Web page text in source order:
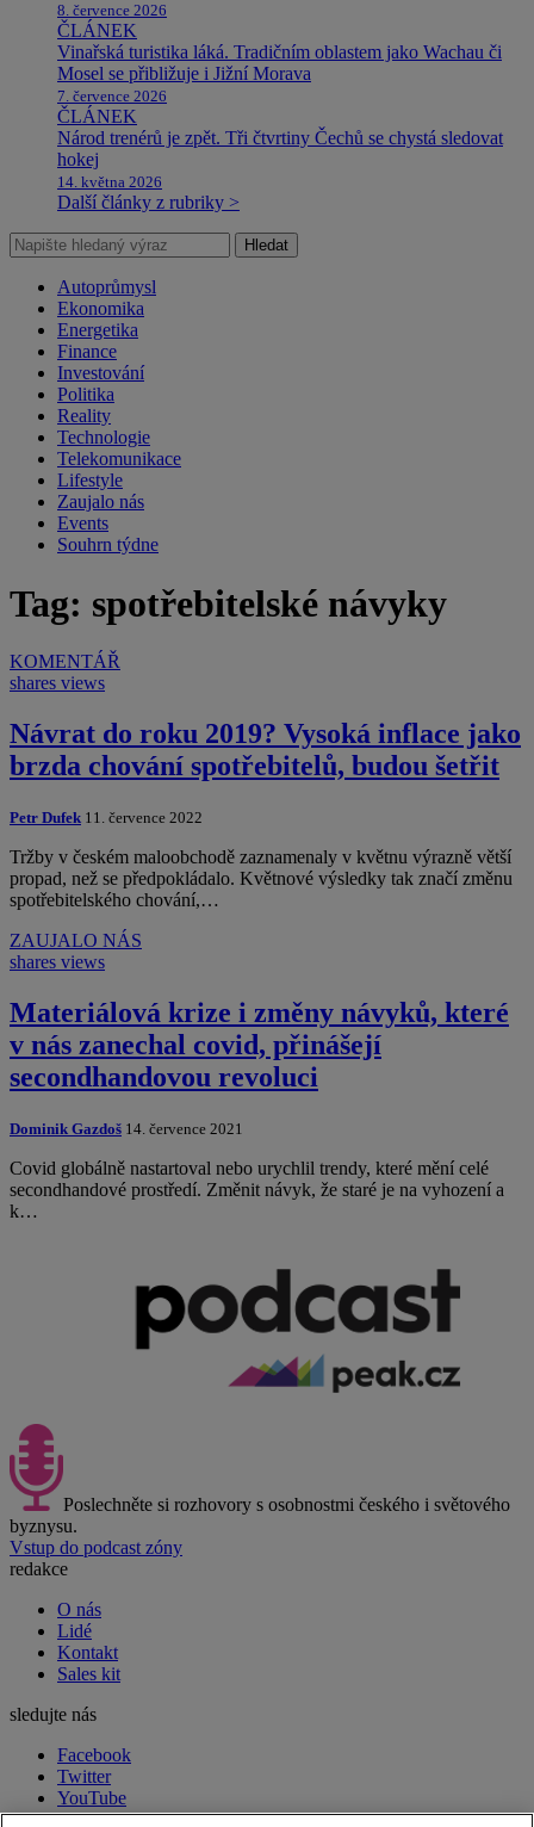
8. července 2026
ČLÁNEK
Vinařská turistika láká. Tradičním oblastem jako Wachau či
Mosel se přibližuje i Jižní Morava
7. července 2026
ČLÁNEK
Národ trenérů je zpět. Tři čtvrtiny Čechů se chystá sledovat
hokej
14. května 2026
Další články z rubriky >
Hledat
Autoprůmysl
Ekonomika
Energetika
Finance
Investování
Politika
Reality
Technologie
Telekomunikace
Lifestyle
Zaujalo nás
Events
Souhrn týdne
Tag: spotřebitelské návyky
KOMENTÁŘ
shares views
Návrat do roku 2019? Vysoká inflace jako
brzda chování spotřebitelů, budou šetřit
Petr Dufek 11. července 2022
Tržby v českém maloobchodě zaznamenaly v květnu výrazně větší
propad, než se předpokládalo. Květnové výsledky tak značí změnu
spotřebitelského chování,…
ZAUJALO NÁS
shares views
Materiálová krize i změny návyků, které
v nás zanechal covid, přinášejí
secondhandovou revoluci
Dominik Gazdoš 14. července 2021
Covid globálně nastartoval nebo urychlil trendy, které mění celé
secondhandové prostředí. Změnit návyk, že staré je na vyhození a
k…
Poslechněte si rozhovory s osobnostmi českého i světového
byznysu.
Vstup do podcast zóny
redakce
O nás
Lidé
Kontakt
Sales kit
sledujte nás
Facebook
Twitter
YouTube
LinkedIn